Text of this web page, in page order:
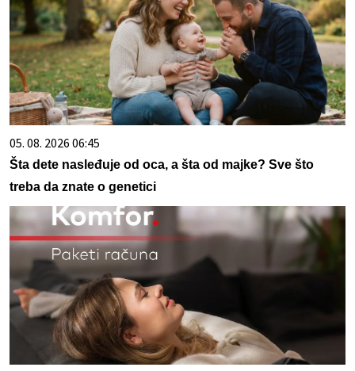
05. 08. 2026 06:45
Šta dete nasleđuje od oca, a šta od majke? Sve što
treba da znate o genetici